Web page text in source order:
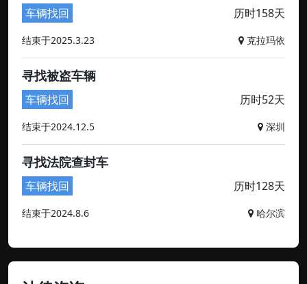
车辆找回 历时158天
结束于2025.3.23 克拉玛依
寻找被盗车辆
车辆找回 历时52天
结束于2024.12.5 深圳
寻找法院查封车
车辆找回 历时128天
结束于2024.8.6 哈尔滨